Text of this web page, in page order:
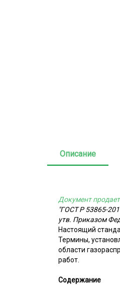
Описание
Документ
"ГОСТ Р 53865-
утв. Приказом
Настоящий
Термины,
области
работ.
Содержание